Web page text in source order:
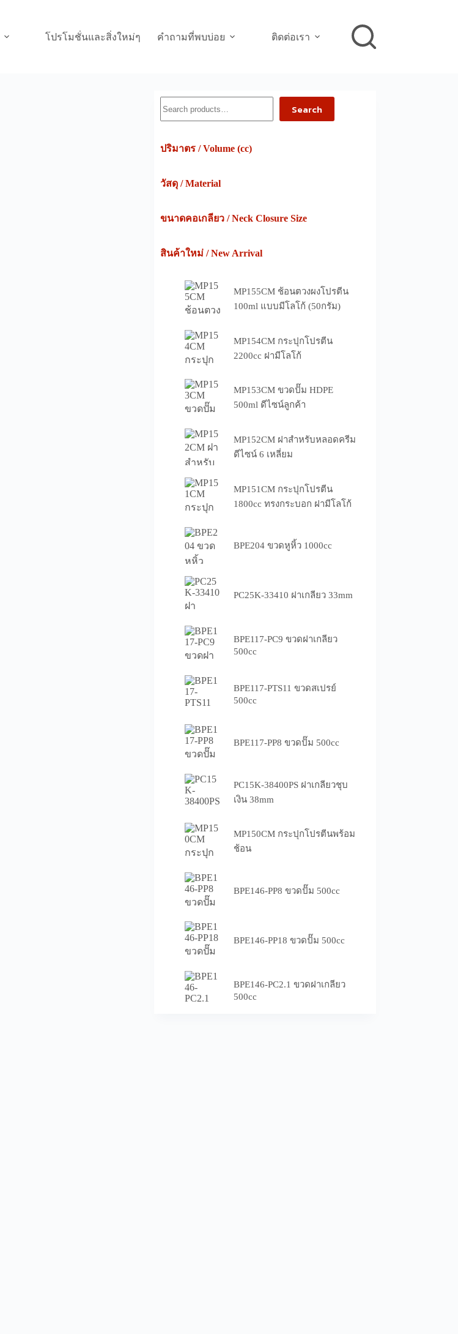
โปรโมชั่นและสิ่งใหม่ๆ คำถามที่พบบ่อย ติดต่อเรา
Search
ปริมาตร / Volume (cc)
วัสดุ / Material
ขนาดคอเกลียว / Neck Closure Size
สินค้าใหม่ / New Arrival
MP155CM ช้อนตวงผงโปรตีน
100ml แบบมีโลโก้ (50กรัม)
MP154CM กระปุกโปรตีน
2200cc ฝามีโลโก้
MP153CM ขวดปั๊ม HDPE
500ml ดีไซน์ลูกค้า
MP152CM ฝาสำหรับหลอดครีม
ดีไซน์ 6 เหลี่ยม
MP151CM กระปุกโปรตีน
1800cc ทรงกระบอก ฝามีโลโก้
BPE204 ขวดหูหิ้ว 1000cc
PC25K-33410 ฝาเกลียว 33mm
BPE117-PC9 ขวดฝาเกลียว
500cc
BPE117-PTS11 ขวดสเปรย์
500cc
BPE117-PP8 ขวดปั๊ม 500cc
PC15K-38400PS ฝาเกลียวชุบ
เงิน 38mm
MP150CM กระปุกโปรตีนพร้อม
ช้อน
BPE146-PP8 ขวดปั๊ม 500cc
BPE146-PP18 ขวดปั๊ม 500cc
BPE146-PC2.1 ขวดฝาเกลียว
500cc